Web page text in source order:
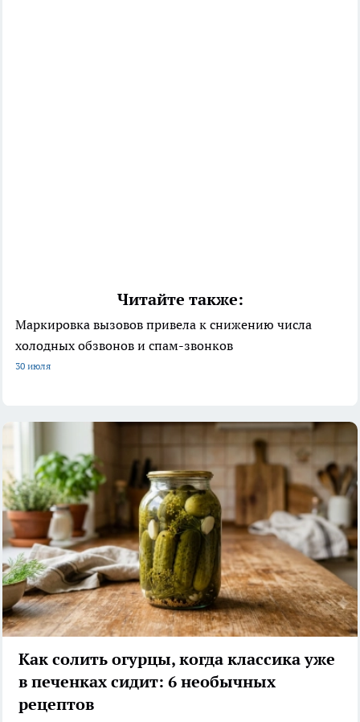
Читайте также:
Маркировка вызовов привела к снижению числа
холодных обзвонов и спам-звонков
30 июля
Как солить огурцы, когда классика уже
в печенках сидит: 6 необычных
рецептов